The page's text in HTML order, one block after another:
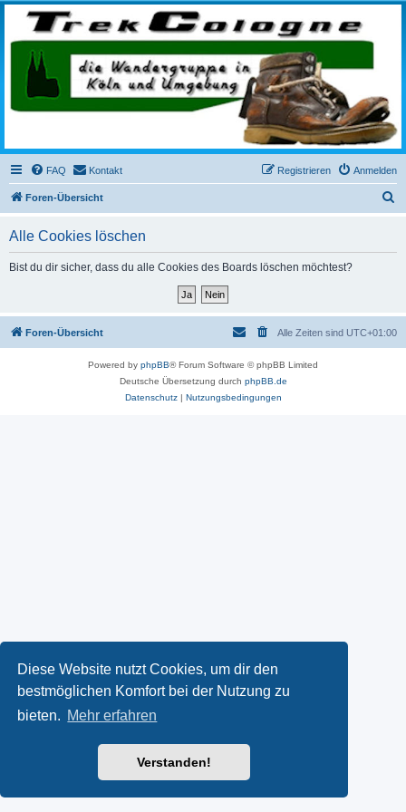
Diese Website nutzt Cookies, um dir den
bestmöglichen Komfort bei der Nutzung zu
bieten. Mehr erfahren
Verstanden!
trekcologne.de
Wanderungen rund um Köln
FAQ Kontakt Anmelden
Registrieren
Foren-Übersicht
Alle Cookies löschen
Bist du dir sicher, dass du alle Cookies des Boards löschen möchtest?
Foren-Übersicht Alle Zeiten sind UTC+01:00
Powered by phpBB® Forum Software © phpBB Limited
Deutsche Übersetzung durch phpBB.de
Datenschutz| Nutzungsbedingungen